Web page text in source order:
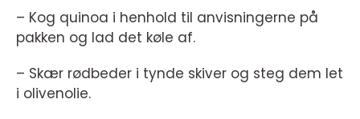
– Kog quinoa i henhold til anvisningerne på
pakken og lad det køle af.
– Skær rødbeder i tynde skiver og steg dem let
i olivenolie.